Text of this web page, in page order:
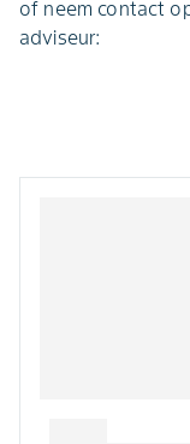
of neem contact
adviseur: